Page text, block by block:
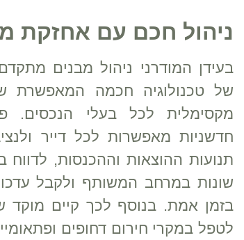
ניהול חכם עם אחזקת
בעידן המודרני ניהול מבנים
של טכנולוגיה חכמה המאפשרת
מקסימלית לכל בעלי הנכסים.
חדשניות מאפשרות לכל דייר
תנועות ההוצאות וההכנסות,
שונות במרחב המשותף ולקבל
לטפל במקרי חירום דחופים